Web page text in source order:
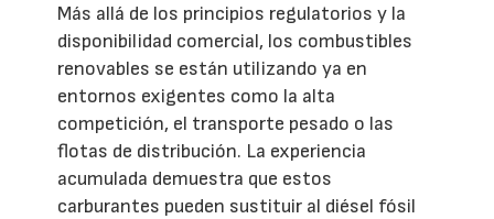
Más allá de los principios regulatorios y la
disponibilidad comercial, los combustibles
renovables se están utilizando ya en
entornos exigentes como la alta
competición, el transporte pesado o las
flotas de distribución. La experiencia
acumulada demuestra que estos
carburantes pueden sustituir al diésel fósil